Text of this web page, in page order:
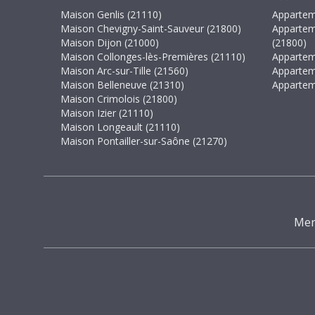
Maison Genlis (21110)
Maison Chevigny-Saint-Sauveur (21800)
Maison Dijon (21000)
Maison Collonges-lès-Premières (21110)
Maison Arc-sur-Tille (21560)
Maison Belleneuve (21310)
Maison Crimolois (21800)
Maison Izier (21110)
Maison Longeault (21110)
Maison Pontailler-sur-Saône (21270)
(21800)